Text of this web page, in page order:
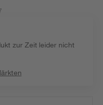
zur Zeit leider nicht